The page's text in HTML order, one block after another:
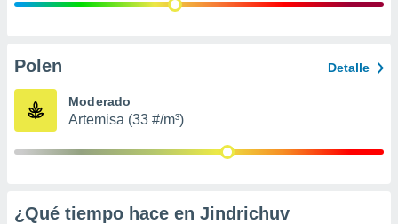
publicidad
de
Polen Detalle
Moderado
Artemisa (33 #/m³)
¿Qué tiempo hace en Jindrichuv